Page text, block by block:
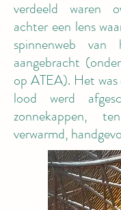
verdeeld waren
achter een lens
spinnenweb
aangebracht
op ATEA). Het
lood werd
zonnekappen,
verwarmd,